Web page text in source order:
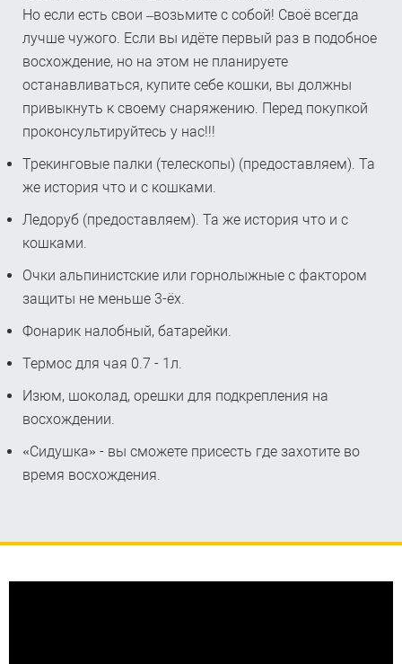
Но если есть свои –возьмите с собой! Своё всегда
лучше чужого. Если вы идёте первый раз в подобное
восхождение, но на этом не планируете
останавливаться, купите себе кошки, вы должны
привыкнуть к своему снаряжению. Перед покупкой
проконсультируйтесь у нас!!!
Трекинговые палки (телескопы) (предоставляем). Та
же история что и с кошками.
Ледоруб (предоставляем). Та же история что и с
кошками.
Очки альпинистские или горнолыжные с фактором
защиты не меньше 3-ёх.
Фонарик налобный, батарейки.
Термос для чая 0.7 - 1л.
Изюм, шоколад, орешки для подкрепления на
восхождении.
«Сидушка» - вы сможете присесть где захотите во
время восхождения.